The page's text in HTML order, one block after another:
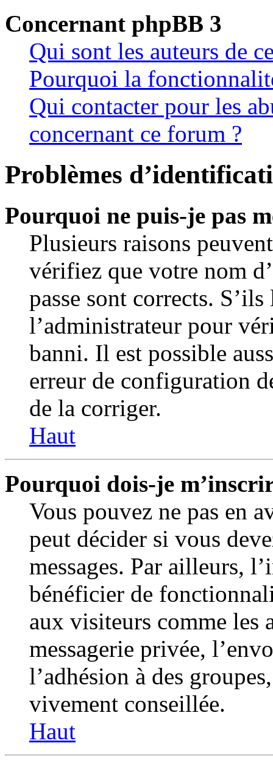
Concernant phpBB 3
Qui sont les auteurs de
Pourquoi la
Qui contacter pour les
concernant ce forum ?
Problèmes
Pourquoi ne puis-je pas
Plusieurs raisons
vérifiez que votre nom
passe sont corrects.
l’administrateur pour
banni. Il est possible
erreur de configuration
de la corriger.
Haut
Pourquoi dois-je
Vous pouvez ne pas en
peut décider si vous
messages. Par ailleurs,
bénéficier de
aux visiteurs comme les
messagerie privée,
l’adhésion à des
vivement conseillée.
Haut